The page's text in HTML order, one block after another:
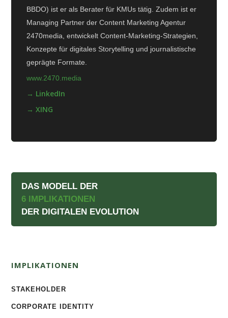
BBDO) ist er als Berater für KMUs tätig. Zudem ist er
Managing Partner der Content Marketing Agentur
2470media, entwickelt Content-Marketing-Strategien,
Konzepte für digitales Storytelling und journalistische
geprägte Formate.
www.2470.media
→ LinkedIn
→ XING
DAS MODELL DER
6 IMPLIKATIONEN
DER DIGITALEN EVOLUTION
IMPLIKATIONEN
STAKEHOLDER
CORPORATE IDENTITY